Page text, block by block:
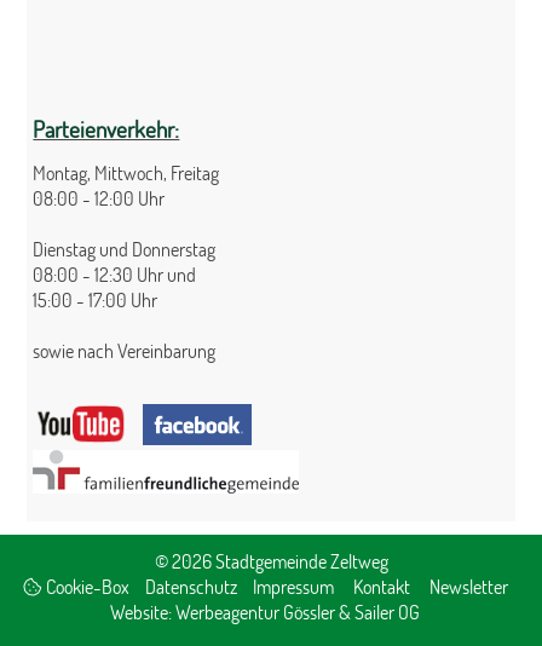
Parteienverkehr:
Montag, Mittwoch, Freitag
08:00 - 12:00 Uhr
Dienstag und Donnerstag
08:00 - 12:30 Uhr und
15:00 - 17:00 Uhr
sowie nach Vereinbarung
© 2026 Stadtgemeinde Zeltweg
Cookie-Box
Datenschutz Impressum Kontakt
Newsletter
Website:Werbeagentur Gössler & Sailer OG